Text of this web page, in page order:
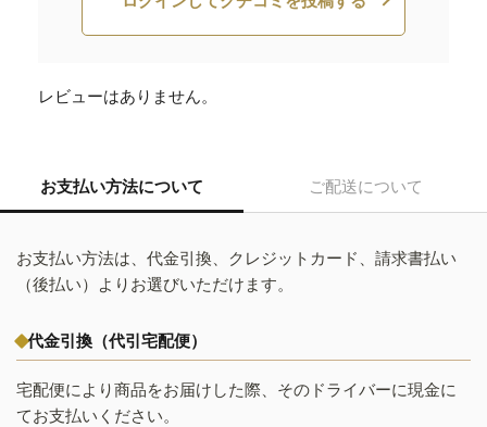
レビューはありません。
お支払い方法について ご配送について
お支払い方法は、代金引換、クレジットカード、請求書払い
（後払い）よりお選びいただけます。
代金引換（代引宅配便）
宅配便により商品をお届けした際、そのドライバーに現金に
てお支払いください。